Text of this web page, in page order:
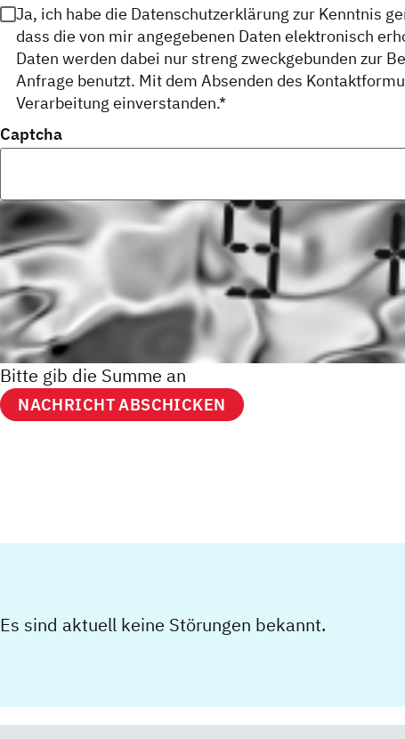
Ja, ich habe die Datenschutzerklärung zur Kenntnis
dass die von mir angegebenen Daten elektronisch
Daten werden dabei nur streng zweckgebunden zur
Anfrage benutzt. Mit dem Absenden des
Verarbeitung einverstanden.*
Captcha
Bitte gib die Summe an
Es sind aktuell keine Störungen bekannt.